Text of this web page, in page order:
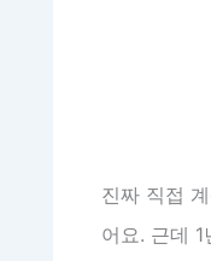
진짜 직접
어요. 근데